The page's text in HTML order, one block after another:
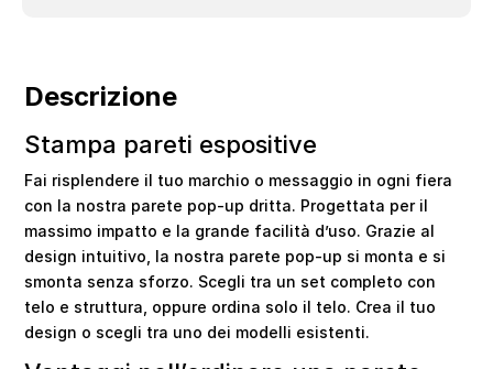
Descrizione
Stampa pareti espositive
Fai risplendere il tuo marchio o messaggio in ogni fiera
con la nostra parete pop-up dritta. Progettata per il
massimo impatto e la grande facilità d’uso. Grazie al
design intuitivo, la nostra parete pop-up si monta e si
smonta senza sforzo. Scegli tra un set completo con
telo e struttura, oppure ordina solo il telo. Crea il tuo
design o scegli tra uno dei modelli esistenti.